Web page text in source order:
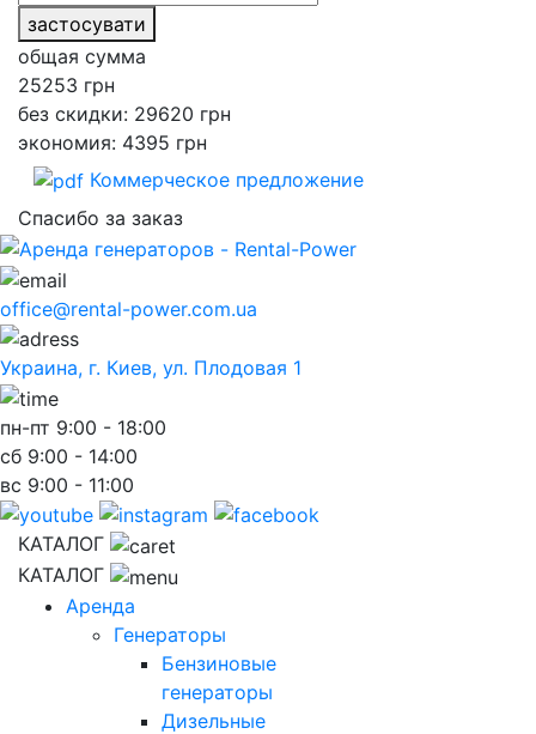
застосувати
общая сумма
25253 грн
без скидки: 29620 грн
экономия: 4395 грн
Коммерческое предложение
Спасибо за заказ
office@rental-power.com.ua
Украина, г. Киев, ул. Плодовая 1
пн-пт 9:00 - 18:00
сб 9:00 - 14:00
вс 9:00 - 11:00
КАТАЛОГ
КАТАЛОГ
Аренда
Генераторы
Бензиновые
генераторы
Дизельные